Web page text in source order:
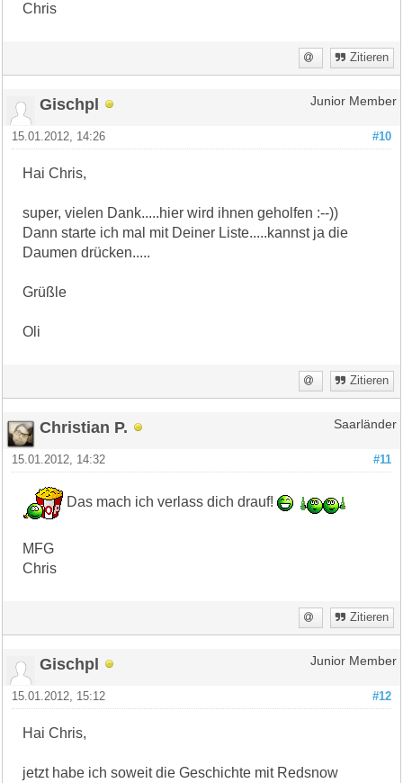
Chris
Zitieren
Gischpl Junior Member
#10
15.01.2012, 14:26
Hai Chris,
super, vielen Dank.....hier wird ihnen geholfen :--))
Dann starte ich mal mit Deiner Liste.....kannst ja die
Daumen drücken.....
Grüßle
Oli
Zitieren
Christian P. Saarländer
#11
15.01.2012, 14:32
Das mach ich verlass dich drauf!
MFG
Chris
Zitieren
Gischpl Junior Member
#12
15.01.2012, 15:12
Hai Chris,
jetzt habe ich soweit die Geschichte mit Redsnow